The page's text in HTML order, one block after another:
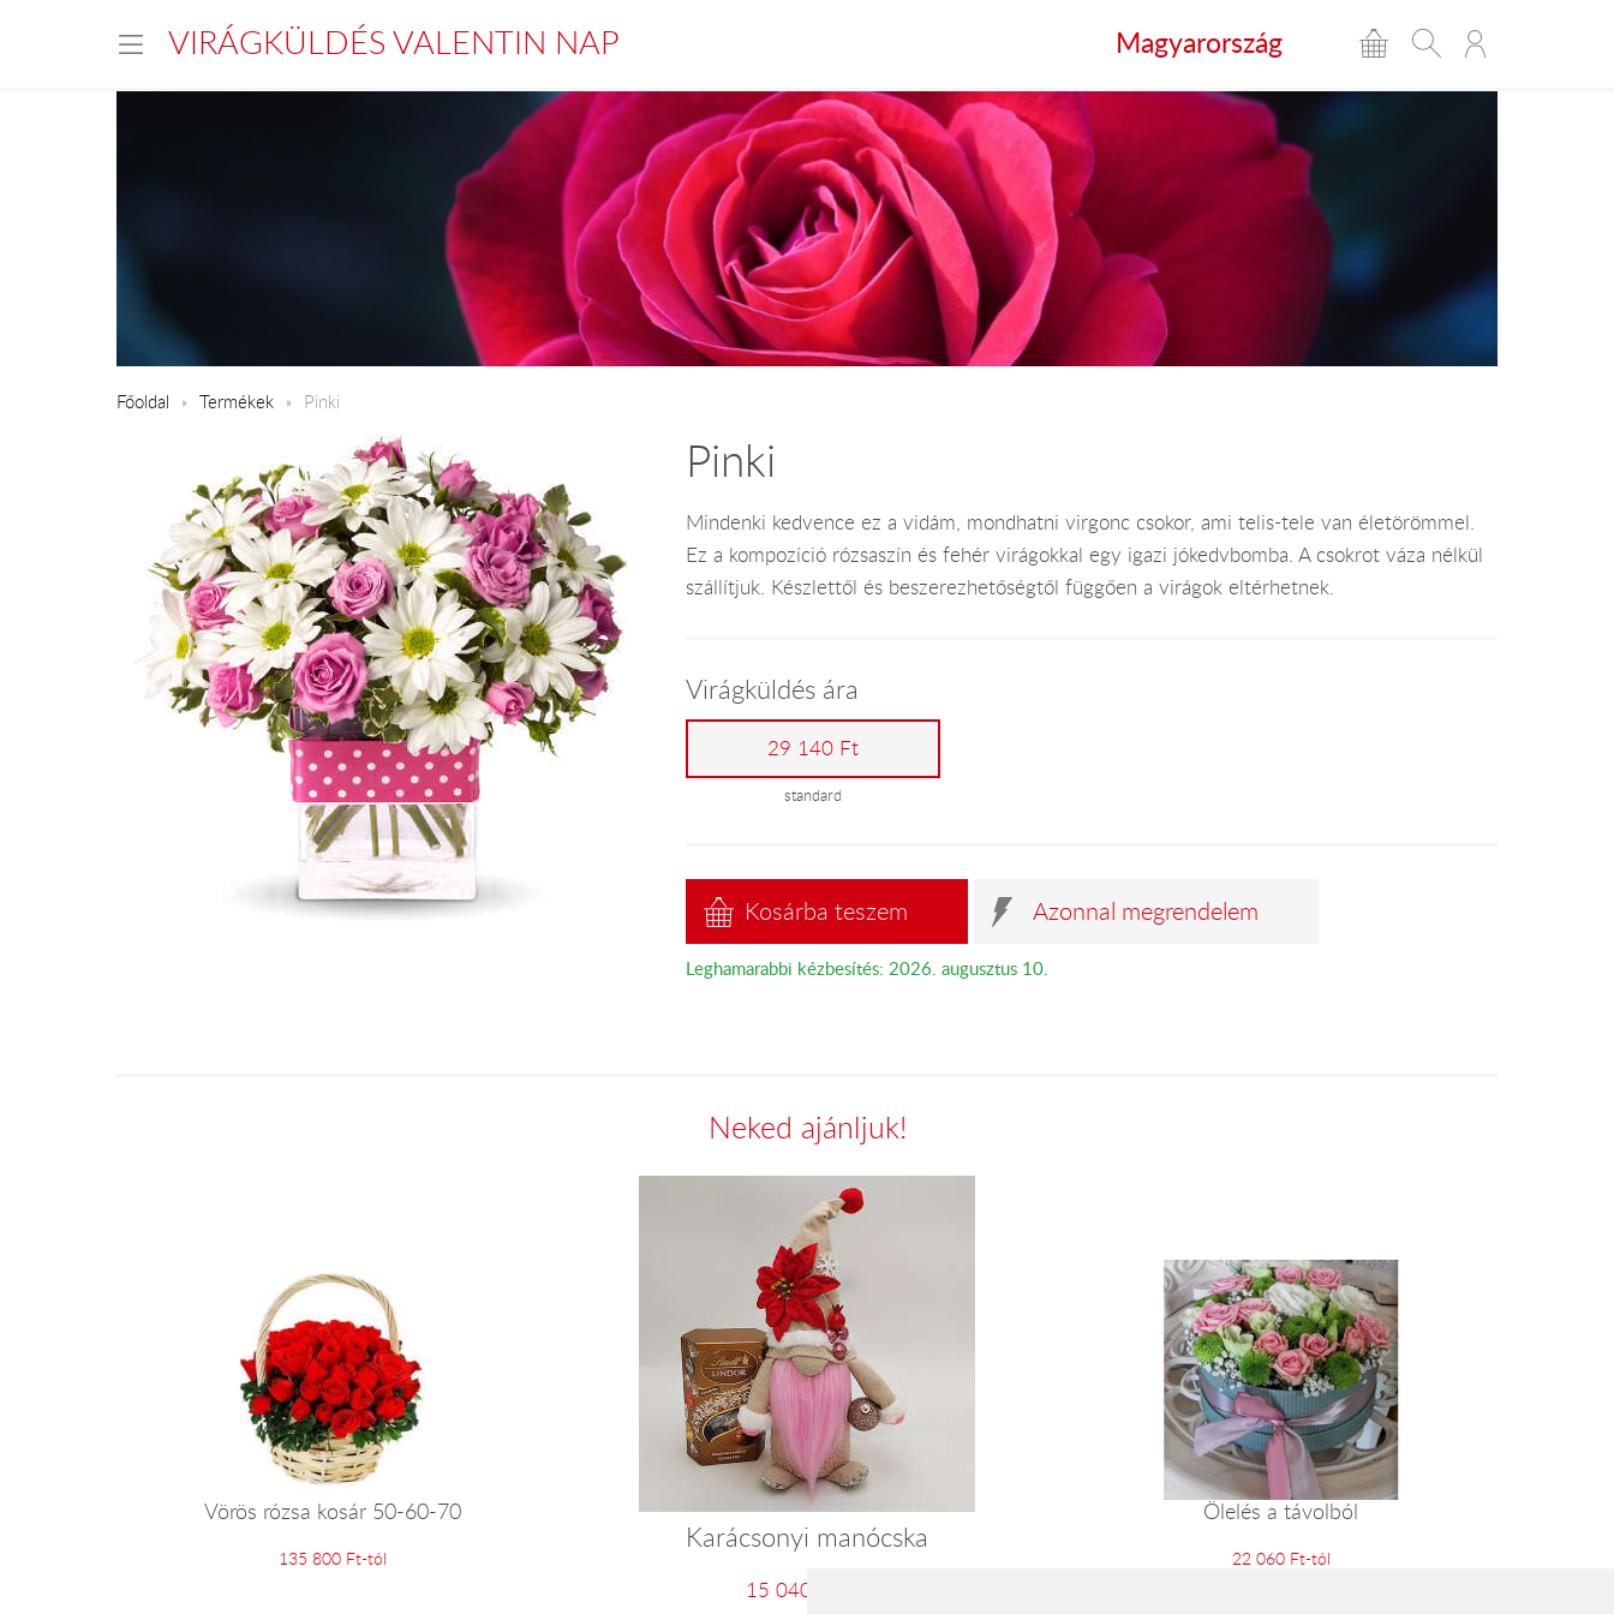
VIRÁGKÜLDÉS VALENTIN NAP Magyarország
Főoldal Termékek Pinki
Pinki
Mindenki kedvence ez a vidám, mondhatni virgonc csokor, ami telis-tele van életörömmel.
Ez a kompozíció rózsaszín és fehér virágokkal egy igazi jókedvbomba. A csokrot váza nélkül
szállítjuk. Készlettől és beszerezhetőségtől függően a virágok eltérhetnek.
Virágküldés ára
29 140 Ft
standard
Kosárba teszem Azonnal megrendelem
Leghamarabbi kézbesítés: 2026. augusztus 10.
Neked ajánljuk!
Vörös rózsa kosár 50-60-70
135 800 Ft-tól
Karácsonyi manócska
15 040 Ft-tól
Ölelés a távolból
22 060 Ft-tól